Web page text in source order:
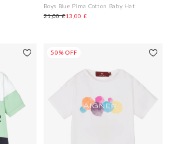
Boys Blue Pima Cotton Baby Hat
21,00 £13,00 £
50% OFF